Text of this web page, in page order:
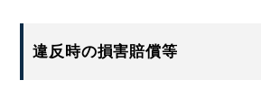
違反時の損害賠償等